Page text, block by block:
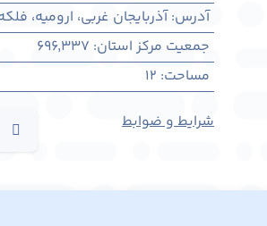
آدرس:آذربايجان غربی، اروميه،
جمعیت مرکز استان:
696,337
مساحت:
12
شرایط و ضوابط